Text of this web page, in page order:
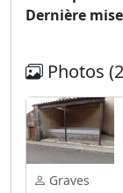
Dernière
Photos
Graves